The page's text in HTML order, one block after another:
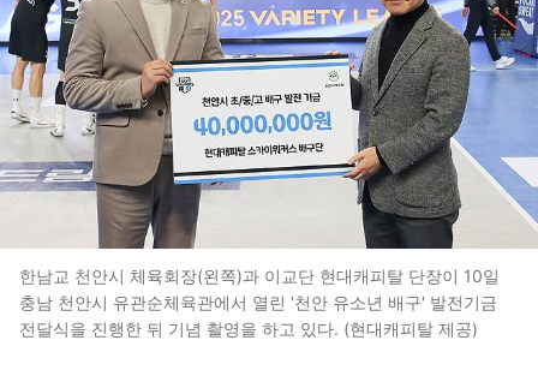
한남교 천안시 체육회장(왼쪽)과 이교단 현대캐피탈 단장이 10일
충남 천안시 유관순체육관에서 열린 '천안 유소년 배구' 발전기금
전달식을 진행한 뒤 기념 촬영을 하고 있다. (현대캐피탈 제공)